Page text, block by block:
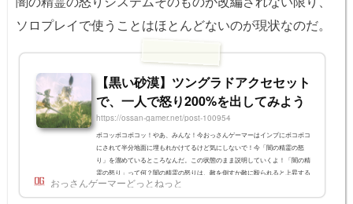
ソロプレイで使うことはほとんどないのが現状なのだ。
【黒い砂漠】ツングラドアクセセット
で、一人で怒り200%を出してみよう
https://ossan-gamer.net/post-100954
ボコッボコボコッ！やあ、みんな！今おっさんゲーマーはインプにボコボコ
にされて半分地面に埋もれかけてるけど気にしないで！今「闇の精霊の怒
り」を溜めているところなんだ。この状態のまま説明していくよ！「闇の精
霊の怒り」って何？闇の精霊の怒りは、敵を倒すか敵に殴られると上昇する
ゲージだよ！通常の上限は100%なんだ。闇の精霊の怒りゲージを消費して
必殺技みたいなスキルを出すことができるよ！スキルウインドウ(Kキー)で
おっさんゲーマーどっとねっと